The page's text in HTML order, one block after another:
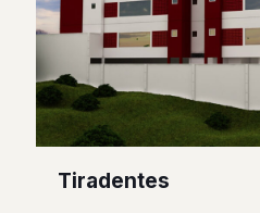
Tiradentes